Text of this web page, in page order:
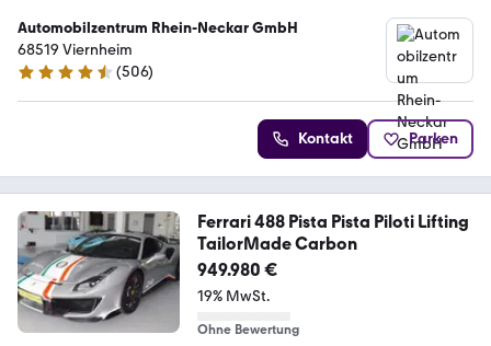
Automobilzentrum Rhein-Neckar GmbH
68519 Viernheim
4.5 Sterne
(506)
Kontakt Parken
Ferrari 488 Pista Pista Piloti Lifting
TailorMade Carbon
949.980 €
19% MwSt.
Ohne Bewertung